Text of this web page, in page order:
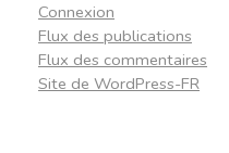
Connexion
Flux des publications
Flux des commentaires
Site de WordPress-FR